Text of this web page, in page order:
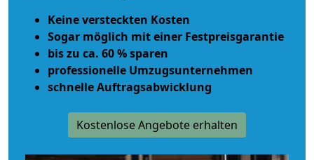
Keine versteckten Kosten
Sogar möglich mit einer Festpreisgarantie
bis zu ca. 60 % sparen
professionelle Umzugsunternehmen
schnelle Auftragsabwicklung
Kostenlose Angebote erhalten